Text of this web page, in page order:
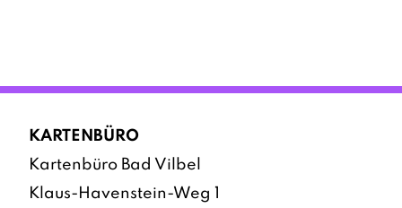
KARTENBÜRO
Kartenbüro Bad Vilbel
Klaus-Havenstein-Weg 1